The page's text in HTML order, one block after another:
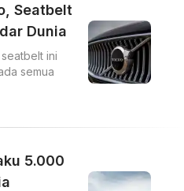
Seatbelt
Dunia
ini
semua
5.000